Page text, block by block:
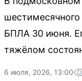
БПЛА 30 июня.
тяжёлом
6 июля, 2026, 13:00